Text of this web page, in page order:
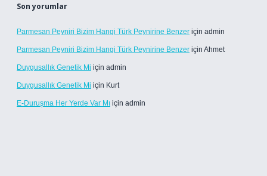
Son yorumlar
Parmesan Peyniri Bizim Hangi Türk Peynirine Benzer için admin
Parmesan Peyniri Bizim Hangi Türk Peynirine Benzer için Ahmet
Duygusallık Genetik Mi için admin
Duygusallık Genetik Mi için Kurt
E-Duruşma Her Yerde Var Mı için admin